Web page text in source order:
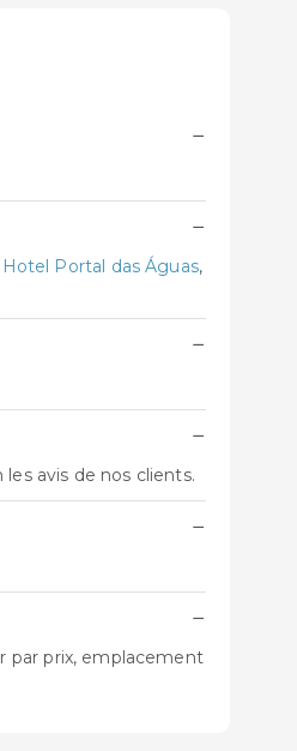
−
−
Hotel Portal das Águas,
−
−
les avis de nos clients.
−
−
par prix, emplacement